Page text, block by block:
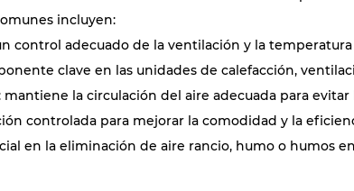
incluyen:
control adecuado de la ventilación y la
clave en las unidades de calefacción,
la circulación del aire adecuada para
controlada para mejorar la comodidad y la
en la eliminación de aire rancio, humo o humos